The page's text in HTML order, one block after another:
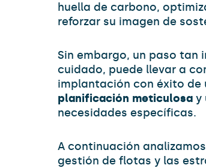
huella de carbono,
reforzar su imagen de
Sin embargo, un paso tan
cuidado, puede llevar a
implantación con éxito
planificación meticulosa y
necesidades específicas.
A continuación
gestión de flotas y las